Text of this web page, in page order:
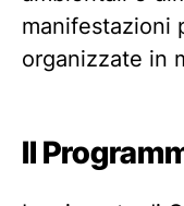
manifestazioni
organizzate in
Il